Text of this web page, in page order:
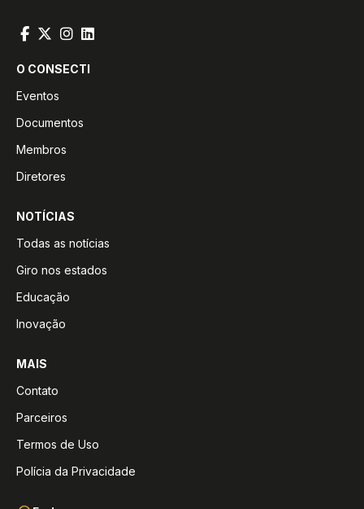
O CONSECTI
Eventos
Documentos
Membros
Diretores
NOTÍCIAS
Todas as notícias
Giro nos estados
Educação
Inovação
MAIS
Contato
Parceiros
Termos de Uso
Polícia da Privacidade